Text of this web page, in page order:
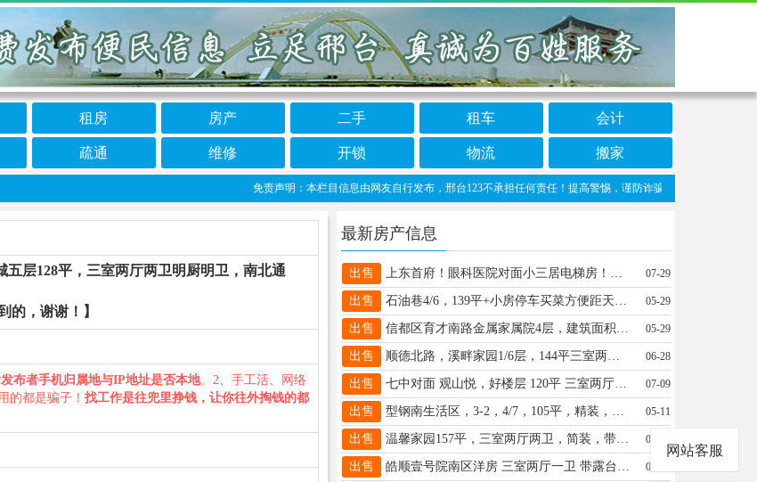
租房 房产 二手 租车 会计
疏通 维修 开锁 物流 搬家
免责声明：本栏目信息由网友自行发布，邢台123不承担任何责任！提高警惕，谨防诈骗！做推广、做信息置
层128平，三室两厅两卫明厨明卫，南北通
的，谢谢！】
布者手机归属地与IP地址是否本地。2、手工活、网络
的都是骗子！ 找工作是往兜里挣钱，让你往外掏钱的都
最新房产信息
出售 上东首府！眼科医院对面小三居电梯房！还是三中本部111平仅售66万。☎️13166599475 07-29
出售 石油巷4/6，139平+小房停车买菜方便距天一达活泉近，老证价格面议，手机18631988156。 05-29
出售 信都区育才南路金属家属院4层，建筑面积65平，18W.有意者联系，非诚勿扰13102559748 05-29
出售 顺德北路，溪畔家园1/6层，144平三室两厅两卫简装，地下室，三羊开泰户型，浇筑顶，老证70万，15833616317 06-28
出售 七中对面 观山悦，好楼层 120平 三室两厅两卫，首付15万即可 急售72万，有意私聊13292157935微信同号 07-09
出售 型钢南生活区，3-2，4/7，105平，精装，老证45万19103299598 05-11
出售 温馨家园157平，三室两厅两卫，简装，带地下室16平，老证，售85万有钥匙看房方便15003398935 06-05
出售 皓顺壹号院南区洋房 三室两厅一卫 带露台 车位 地下室 前面没遮挡 全天采光 联系电话18731990911房东直售 查看图片 06-24
网站客服